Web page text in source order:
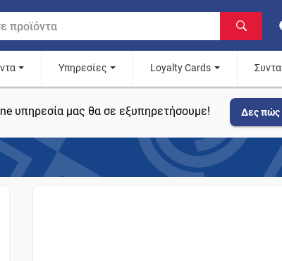
Υπηρεσίες Loyalty Cards
υπηρεσία μας θα σε εξυπηρετήσουμε! Δες πώς